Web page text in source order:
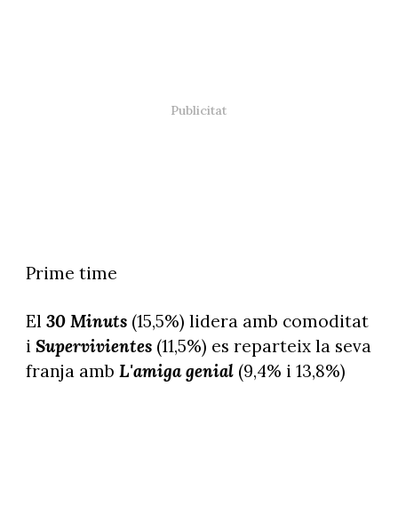
Prime time
El 30 Minuts(15,5%) lidera amb comoditat
i Supervivientes(11,5%) es reparteix la seva
franja amb L'amiga genial (9,4% i 13,8%)